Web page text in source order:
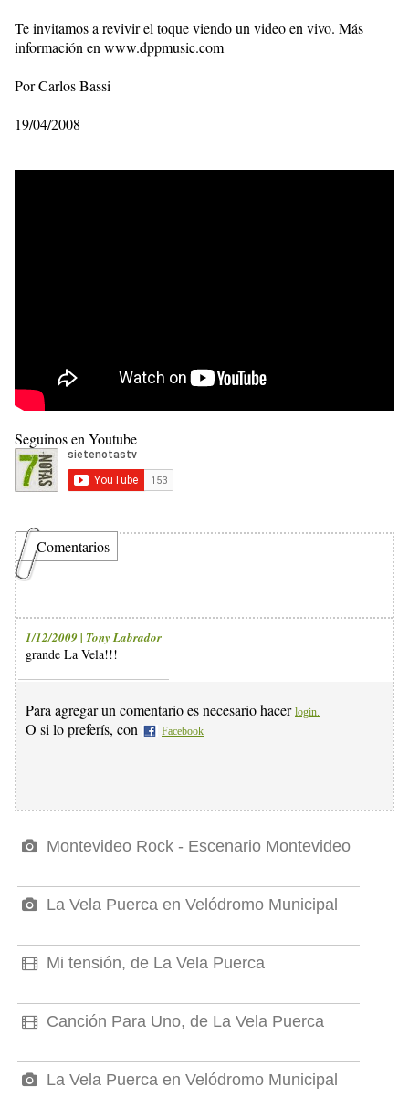
Te invitamos a revivir el toque viendo un video en vivo. Más
información en www.dppmusic.com
Por Carlos Bassi
19/04/2008
Seguinos en Youtube
Comentarios
1/12/2009 | Tony Labrador
grande La Vela!!!
Para agregar un comentario es necesario hacer login.
O si lo preferís, con Facebook
Montevideo Rock - Escenario Montevideo
La Vela Puerca en Velódromo Municipal
Mi tensión, de La Vela Puerca
Canción Para Uno, de La Vela Puerca
La Vela Puerca en Velódromo Municipal